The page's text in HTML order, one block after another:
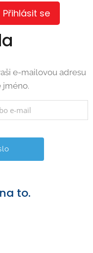
Přihlásit se
e-mailovou adresu
jméno.
to.